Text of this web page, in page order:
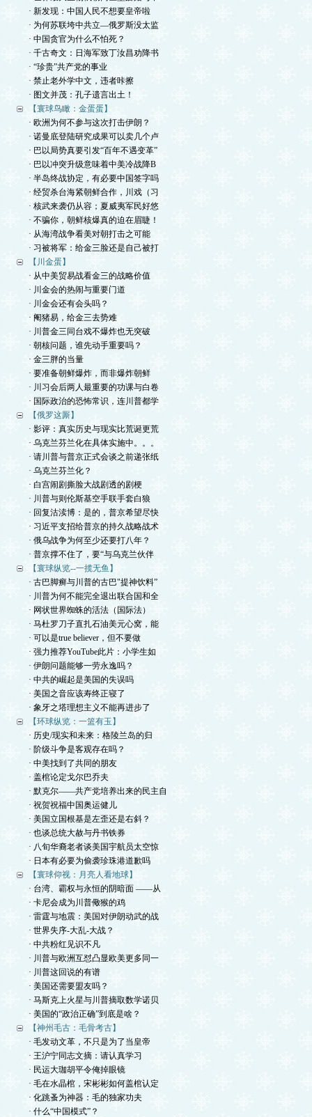
· 新发现：中国人民不想要皇帝啦
· 为何苏联垮中共立—俄罗斯没太监
· 中国贪官为什么不怕死？
· 千古奇文：日海军致丁汝昌劝降书
· “珍贵”共产党的事业
· 禁止老外学中文，违者咔擦
· 图文并茂：孔子遗言出土！
【寰球鸟瞰：金蛋蛋】
· 欧洲为何不参与这次打击伊朗？
· 诺曼底登陆研究成果可以卖几个卢
· 巴以局势真要引发“百年不遇变革”
· 巴以冲突升级意味着中美冷战降B
· 半岛终战协定，有必要中国签字吗
· 经贸杀台海紧朝鲜合作，川戏（习
· 核武来袭仍从容；夏威夷军民好悠
· 不骗你，朝鲜核爆真的迫在眉睫！
· 从海湾战争看美对朝打击之可能
· 习被将军：给金三脸还是自己被打
【川金蛋】
· 从中美贸易战看金三的战略价值
· 川金会的热闹与重要门道
· 川金会还有会头吗？
· 阉猪易，给金三去势难
· 川普金三同台戏不爆炸也无突破
· 朝核问题，谁先动手重要吗？
· 金三胖的当量
· 要准备朝鲜爆炸，而非爆炸朝鲜
· 川习会后两人最重要的功课与白卷
· 国际政治的恐怖常识，连川普都学
【俄罗这厮】
· 影评：真实历史与现实比荒诞更荒
· 乌克兰芬兰化在具体实施中。。。
· 请川普与普京正式会谈之前递张纸
· 乌克兰芬兰化？
· 白宫闹剧撕脸大战剧透的剧梗
· 川普与则伦斯基空手联手套白狼
· 回复沽渎博：是的，普京希望尽快
· 习近平支招给普京的持久战略战术
· 俄乌战争为何至少还要打八年？
· 普京撑不住了，要“与乌克兰伙伴
【寰球纵览--一揽无鱼】
· 古巴脚癣与川普的古巴"提神饮料”
· 川普为何不能完全退出联合国和全
· 网状世界蜘蛛的活法（国际法）
· 马杜罗刀子直扎石油美元心窝，能
· 可以是true believer，但不要做
· 强力推荐YouTube此片：小学生如
· 伊朗问题能够一劳永逸吗？
· 中共的崛起是美国的失误吗
· 美国之音应该寿终正寝了
· 象牙之塔理想主义不能再进步了
【环球纵览：一篮有玉】
· 历史/现实和未来：格陵兰岛的归
· 阶级斗争是客观存在吗？
· 中美找到了共同的朋友
· 盖棺论定戈尔巴乔夫
· 默克尔——共产党培养出来的民主自
· 祝贺祝福中国奥运健儿
· 美国立国根基是左歪还是右斜？
· 也谈总统大赦与丹书铁券
· 八旬华裔老者谈美国宇航员太空惊
· 日本有必要为偷袭珍珠港道歉吗
【寰球仰视：月亮人看地球】
· 台湾、霸权与永恒的阴暗面 ——从
· 卡尼会成为川普儆猴的鸡
· 雷霆与地震：美国对伊朗动武的战
· 世界失序-大乱-大战？
· 中共粉红见识不凡
· 川普与欧洲互怼凸显欧美更多同一
· 川普这回说的有谱
· 美国还需要盟友吗？
· 马斯克上火星与川普摘取数学诺贝
· 美国的“政治正确”到底是啥？
【神州毛古：毛骨考古】
· 毛发动文革，不只是为了当皇帝
· 王沪宁同志文摘：请认真学习
· 民运大珈胡平令俺掉眼镜
· 毛在水晶棺，宋彬彬如何盖棺认定
· 化跳蚤为神器：毛的独家功夫
· 什么“中国模式”？